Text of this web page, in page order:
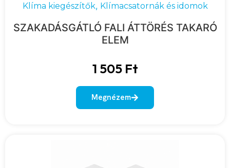
Klíma kiegészítők, Klímacsatornák és idomok
SZAKADÁSGÁTLÓ FALI ÁTTÖRÉS TAKARÓ
ELEM
1 505 Ft
Megnézem